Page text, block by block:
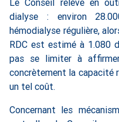
Le Conseil relève en
dialyse : environ
hémodialyse régulière,
RDC est estimé à 1.080
pas se limiter à affirmer
concrètement la capacité
un tel coût.
Concernant les